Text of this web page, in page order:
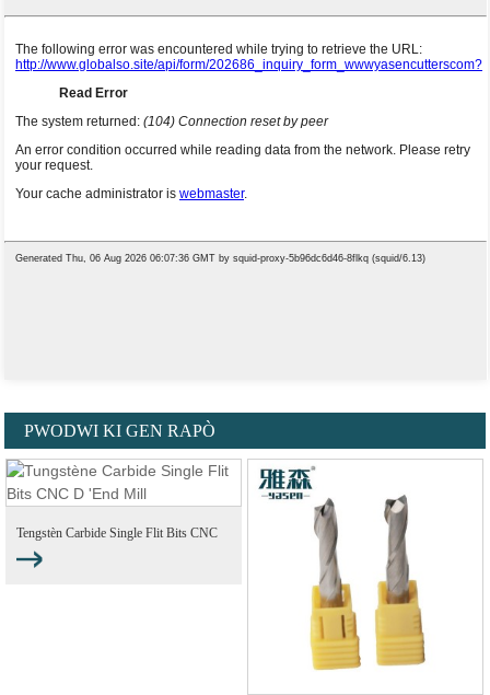
PWODWI KI GEN RAPÒ
Tengstèn Carbide Single Flit Bits CNC
Machinin...